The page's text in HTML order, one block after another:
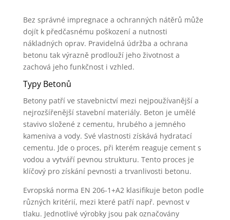
Bez správné impregnace a ochranných nátěrů může
dojít k předčasnému poškození a nutnosti
nákladných oprav. Pravidelná údržba a ochrana
betonu tak výrazně prodlouží jeho životnost a
zachová jeho funkčnost i vzhled.
Typy Betonů
Betony patří ve stavebnictví mezi nejpoužívanější a
nejrozšířenější stavební materiály. Beton je umělé
stavivo složené z cementu, hrubého a jemného
kameniva a vody. Své vlastnosti získává hydratací
cementu. Jde o proces, při kterém reaguje cement s
vodou a vytváří pevnou strukturu. Tento proces je
klíčový pro získání pevnosti a trvanlivosti betonu.
Evropská norma EN 206-1+A2 klasifikuje beton podle
různých kritérií, mezi které patří např. pevnost v
tlaku. Jednotlivé výrobky jsou pak označovány